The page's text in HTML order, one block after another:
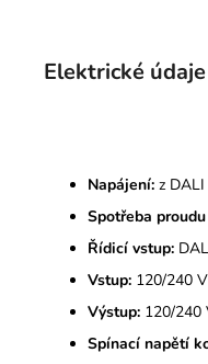
Elektrické údaje
Napájení: z
Spotřeba
Řídicí vstup:
Vstup: 120/240
Výstup: 120/240
Spínací napětí